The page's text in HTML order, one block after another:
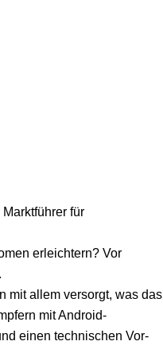
für
erleichtern? Vor
mit allem versorgt, was das
mit Android-
einen technischen Vor-